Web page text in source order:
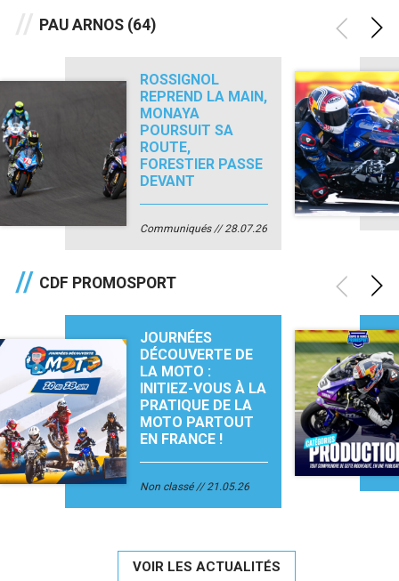
PAU ARNOS (64)
ROSSIGNOL
REPREND LA MAIN,
MONAYA
POURSUIT SA
ROUTE,
FORESTIER PASSE
DEVANT
Communiqués 28.07.26
CDF PROMOSPORT
JOURNÉES
DÉCOUVERTE DE
LA MOTO :
INITIEZ-VOUS À LA
PRATIQUE DE LA
MOTO PARTOUT
EN FRANCE !
Non classé 21.05.26
VOIR LES ACTUALITÉS